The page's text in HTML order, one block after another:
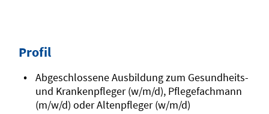
Profil
Abgeschlossene Ausbildung zum Gesundheits-
und Krankenpfleger (w/m/d), Pflegefachmann
(m/w/d) oder Altenpfleger (w/m/d)